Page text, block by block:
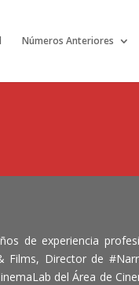
Números Anteriores
de experiencia
Films, Director de
del Área de